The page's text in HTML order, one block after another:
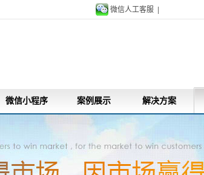
微信人工客服 |
微信小程序 案例展示 解决方案